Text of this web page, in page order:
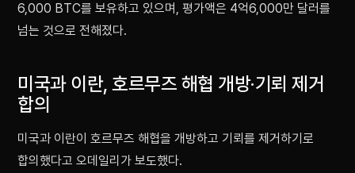
6,000 BTC를 보유하고 있으며, 평가액은 4억6,000만 달러를
넘는 것으로 전해졌다.
미국과 이란, 호르무즈 해협 개방·기뢰 제거
합의
미국과 이란이 호르무즈 해협을 개방하고 기뢰를 제거하기로
합의했다고 오데일리가 보도했다.